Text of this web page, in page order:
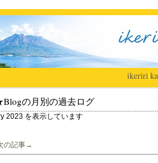
ikeriri|
の月別の過去ログ
2023 を表示しています
の記事→